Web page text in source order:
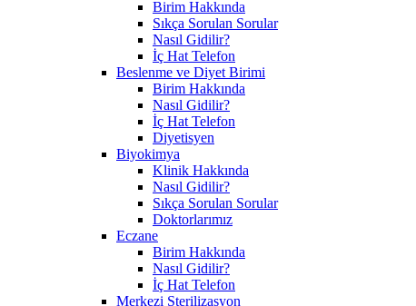
Birim Hakkında
Sıkça Sorulan Sorular
Nasıl Gidilir?
İç Hat Telefon
Beslenme ve Diyet Birimi
Birim Hakkında
Nasıl Gidilir?
İç Hat Telefon
Diyetisyen
Biyokimya
Klinik Hakkında
Nasıl Gidilir?
Sıkça Sorulan Sorular
Doktorlarımız
Eczane
Birim Hakkında
Nasıl Gidilir?
İç Hat Telefon
Merkezi Sterilizasyon